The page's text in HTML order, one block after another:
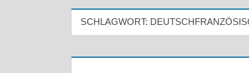
SCHLAGWORT: